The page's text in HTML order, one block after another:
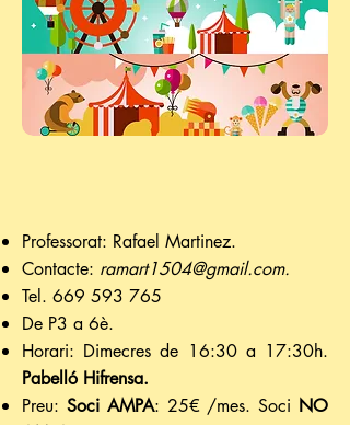
Professorat: Rafael Martinez.
Contacte: ramart1504@gmail.com.
Tel. 669 593 765
De P3 a 6è.
Horari: Dimecres de 16:30 a 17:30h.
Pabelló Hifrensa.
Preu: Soci AMPA: 25€ /mes. Soci NO